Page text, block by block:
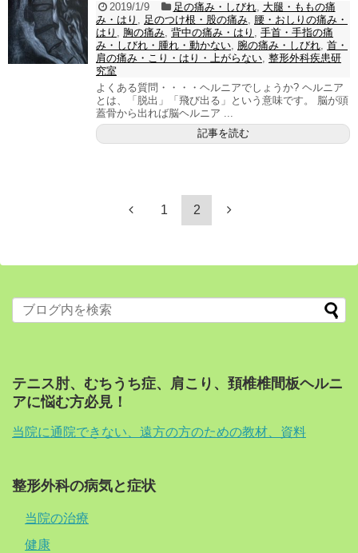
2019/1/9 足の痛み・しびれ, 大腿・ももの痛
み・はり , 足のつけ根・股の痛み, 腰・おしりの痛み・
はり , 胸の痛み, 背中の痛み・はり , 手首・手指の痛
み・しびれ・腫れ・動かない, 腕の痛み・しびれ, 首・
肩の痛み・こり・はり・上がらない, 整形外科疾患研
究室
よくある質問・・・・ヘルニアでしょうか? ヘルニア
とは、「脱出」「飛び出る」という意味です。 脳が頭
蓋骨から出れば脳ヘルニア ...
記事を読む
1 2
テニス肘、むちうち症、肩こり、頚椎椎間板ヘルニ
アに悩む方必見！
当院に通院できない、遠方の方のための教材、資料
整形外科の病気と症状
当院の治療
健康